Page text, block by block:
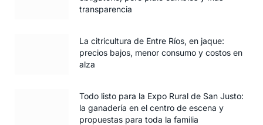
transparencia
La citricultura de Entre Ríos, en jaque:
precios bajos, menor consumo y costos en
alza
Todo listo para la Expo Rural de San Justo:
la ganadería en el centro de escena y
propuestas para toda la familia